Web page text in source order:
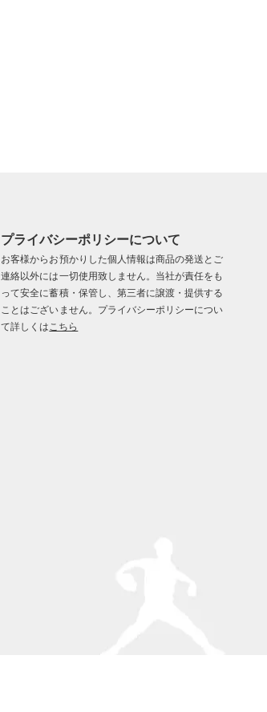
プライバシーポリシーについて
お客様からお預かりした個人情報は商品の発送とご
連絡以外には一切使用致しません。当社が責任をも
って安全に蓄積・保管し、第三者に譲渡・提供する
ことはございません。プライバシーポリシーについ
て詳しくはこちら